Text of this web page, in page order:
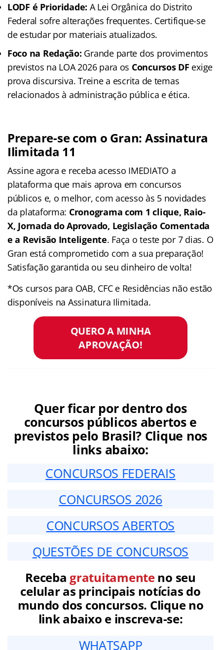
LODF é Prioridade: A Lei Orgânica do Distrito
Federal sofre alterações frequentes. Certifique-se
de estudar por materiais atualizados.
Foco na Redação: Grande parte dos provimentos
previstos na LOA 2026 para os Concursos DF exige
prova discursiva. Treine a escrita de temas
relacionados à administração pública e ética.
Prepare-se com o Gran: Assinatura
Ilimitada 11
Assine agora e receba acesso IMEDIATO a
plataforma que mais aprova em concursos
públicos e, o melhor, com acesso às 5 novidades
da plataforma: Cronograma com 1 clique, Raio-
X, Jornada do Aprovado, Legislação Comentada
e a Revisão Inteligente. Faça o teste por 7 dias. O
Gran está comprometido com a sua preparação!
Satisfação garantida ou seu dinheiro de volta!
*Os cursos para OAB, CFC e Residências não estão
disponíveis na Assinatura Ilimitada.
QUERO A MINHA
APROVAÇÃO!
Quer ficar por dentro dos
concursos públicos abertos e
previstos pelo Brasil? Clique nos
links abaixo:
CONCURSOS FEDERAIS
CONCURSOS 2026
CONCURSOS ABERTOS
QUESTÕES DE CONCURSOS
Receba gratuitamenteno seu
celular as principais notícias do
mundo dos concursos. Clique no
link abaixo e inscreva-se:
WHATSAPP